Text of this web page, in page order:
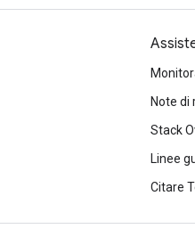
Note di
Stack
Linee
Citare